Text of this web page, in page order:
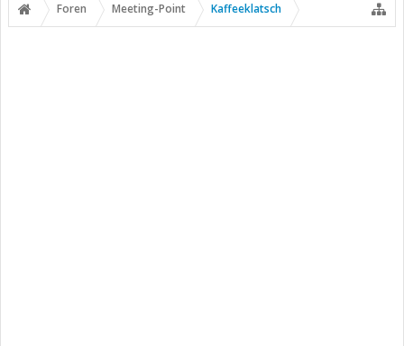
Foren Meeting-Point Kaffeeklatsch